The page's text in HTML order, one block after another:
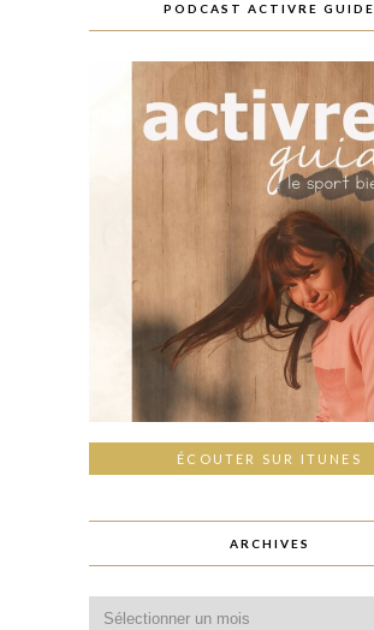
PODCAST ACTIVRE GUIDE
ÉCOUTER SUR ITUNES
ARCHIVES